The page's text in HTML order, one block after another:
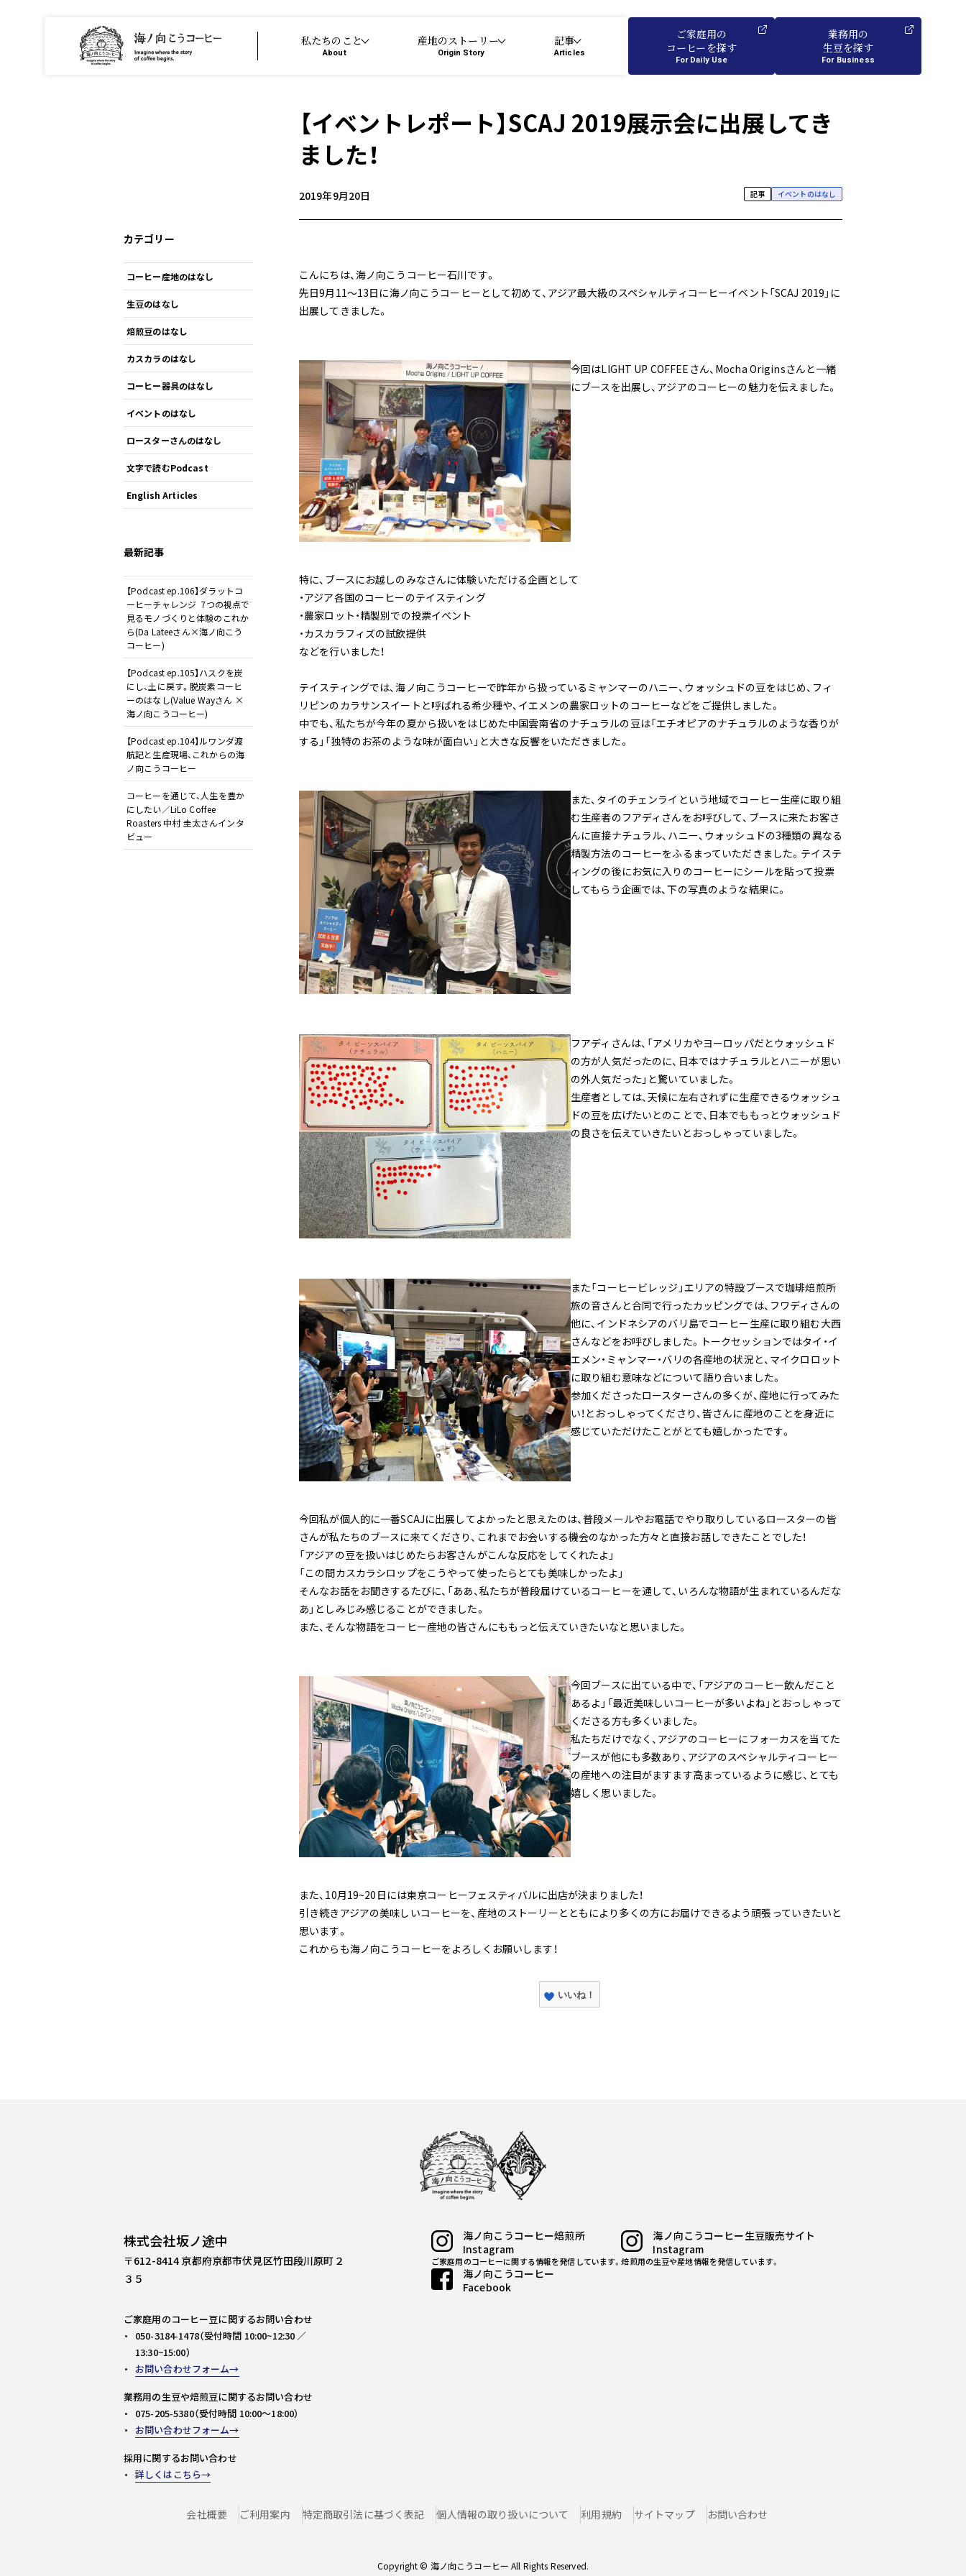
私たちのこと
About
産地のストーリー
Origin Story
記事
Articles
ご家庭用の
コーヒーを探す
For Daily Use
業務用の
生豆を探す
For Business
【イベントレポート】SCAJ 2019展示会に出展してき
ました！
2019年9月20日 記事 イベントのはなし
こんにちは、海ノ向こうコーヒー石川です。
先日9月11〜13日に海ノ向こうコーヒーとして初めて、アジア最大級のスペシャルティコーヒーイベント「SCAJ 2019」に
出展してきました。
今回はLIGHT UP COFFEEさん、Mocha Originsさんと一緒
にブースを出展し、アジアのコーヒーの魅力を伝えました。
特に、ブースにお越しのみなさんに体験いただける企画として
・アジア各国のコーヒーのテイスティング
・農家ロット・精製別での投票イベント
・カスカラフィズの試飲提供
などを行いました！
テイスティングでは、海ノ向こうコーヒーで昨年から扱っているミャンマーのハニー、ウォッシュドの豆をはじめ、フィ
リピンのカラサンスイートと呼ばれる希少種や、イエメンの農家ロットのコーヒーなどをご提供しました。
中でも、私たちが今年の夏から扱いをはじめた中国雲南省のナチュラルの豆は「エチオピアのナチュラルのような香りが
する」「独特のお茶のような味が面白い」と大きな反響をいただきました。
また、タイのチェンライという地域でコーヒー生産に取り組
む生産者のフアディさんをお呼びして、ブースに来たお客さ
んに直接ナチュラル、ハニー、ウォッシュドの3種類の異なる
精製方法のコーヒーをふるまっていただきました。テイステ
ィングの後にお気に入りのコーヒーにシールを貼って投票
してもらう企画では、下の写真のような結果に。
フアディさんは、「アメリカやヨーロッパだとウォッシュド
の方が人気だったのに、日本ではナチュラルとハニーが思い
の外人気だった」と驚いていました。
生産者としては、天候に左右されずに生産できるウォッシュ
ドの豆を広げたいとのことで、日本でももっとウォッシュド
の良さを伝えていきたいとおっしゃっていました。
また「コーヒービレッジ」エリアの特設ブースで珈琲焙煎所
旅の音さんと合同で行ったカッピングでは、フワディさんの
他に、インドネシアのバリ島でコーヒー生産に取り組む大西
さんなどをお呼びしました。トークセッションではタイ・イ
エメン・ミャンマー・バリの各産地の状況と、マイクロロット
に取り組む意味などについて語り合いました。
参加くださったロースターさんの多くが、産地に行ってみた
い！とおっしゃってくださり、皆さんに産地のことを身近に
感じていただけたことがとても嬉しかったです。
今回私が個人的に一番SCAJに出展してよかったと思えたのは、普段メールやお電話でやり取りしているロースターの皆
さんが私たちのブースに来てくださり、これまでお会いする機会のなかった方々と直接お話しできたことでした！
「アジアの豆を扱いはじめたらお客さんがこんな反応をしてくれたよ」
「この間カスカラシロップをこうやって使ったらとても美味しかったよ」
そんなお話をお聞きするたびに、「ああ、私たちが普段届けているコーヒーを通して、いろんな物語が生まれているんだな
あ」としみじみ感じることができました。
また、そんな物語をコーヒー産地の皆さんにももっと伝えていきたいなと思いました。
今回ブースに出ている中で、「アジアのコーヒー飲んだこと
あるよ」「最近美味しいコーヒーが多いよね」とおっしゃって
くださる方も多くいました。
私たちだけでなく、アジアのコーヒーにフォーカスを当てた
ブースが他にも多数あり、アジアのスペシャルティコーヒー
の産地への注目がますます高まっているように感じ、とても
嬉しく思いました。
また、10月19~20日には東京コーヒーフェスティバルに出店が決まりました！
引き続きアジアの美味しいコーヒーを、産地のストーリーとともにより多くの方にお届けできるよう頑張っていきたいと
思います。
これからも海ノ向こうコーヒーをよろしくお願いします！
いいね！
カテゴリー
コーヒー産地のはなし
生豆のはなし
焙煎豆のはなし
カスカラのはなし
コーヒー器具のはなし
イベントのはなし
ロースターさんのはなし
文字で読むPodcast
English Articles
最新記事
【Podcast ep.106】ダラットコ
ーヒーチャレンジ 7つの視点で
見るモノづくりと体験のこれか
ら(Da Lateeさん×海ノ向こう
コーヒー)
【Podcast ep.105】ハスクを炭
にし、土に戻す。脱炭素コーヒ
ーのはなし(Value Wayさん ×
海ノ向こうコーヒー)
【Podcast ep.104】ルワンダ渡
航記と生産現場、これからの海
ノ向こうコーヒー
コーヒーを通じて、人生を豊か
にしたい／LiLo Coffee
Roasters 中村 圭太さんインタ
ビュー
株式会社坂ノ途中
〒612-8414 京都府京都市伏見区竹田段川原町２
３５
ご家庭用のコーヒー豆に関するお問い合わせ
050-3184-1478（受付時間 10:00~12:30 ／
13:30~15:00）
お問い合わせフォーム
業務用の生豆や焙煎豆に関するお問い合わせ
075-205-5380（受付時間 10:00～18:00）
お問い合わせフォーム
採用に関するお問い合わせ
詳しくはこちら
海ノ向こうコーヒー焙煎所
Instagram
ご家庭用のコーヒーに関する情報を発信しています。
海ノ向こうコーヒー生豆販売サイト
Instagram
焙煎用の生豆や産地情報を発信しています。
海ノ向こうコーヒー
Facebook
会社概要 ご利用案内 特定商取引法に基づく表記 個人情報の取り扱いについて 利用規約 サイトマップ お問い合わせ
Copyright © 海ノ向こうコーヒー All Rights Reserved.